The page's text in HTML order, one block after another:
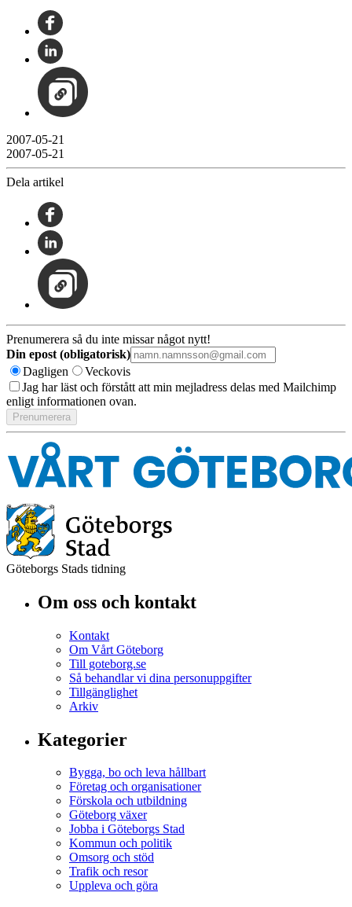
2007-05-21
2007-05-21
Dela artikel
Prenumerera så du inte missar något nytt!
Din epost (obligatorisk)
Dagligen
Veckovis
Jag har läst och förstått att min mejladress delas med Mailchimp
enligt informationen ovan.
Göteborgs Stads tidning
Om oss och kontakt
Kontakt
Om Vårt Göteborg
Till goteborg.se
Så behandlar vi dina personuppgifter
Tillgänglighet
Arkiv
Kategorier
Bygga, bo och leva hållbart
Företag och organisationer
Förskola och utbildning
Göteborg växer
Jobba i Göteborgs Stad
Kommun och politik
Omsorg och stöd
Trafik och resor
Uppleva och göra